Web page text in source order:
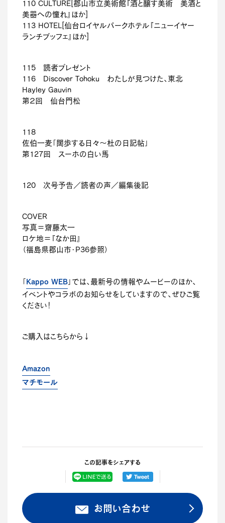
110 CULTURE[郡山市立美術館『酒と醸す美術 美酒と
美器への憧れ』ほか]
113 HOTEL[仙台ロイヤルパークホテル『ニューイヤー
ランチブッフェ』ほか]
115 読者プレゼント
116 Discover Tohoku わたしが見つけた、東北
Hayley Gauvin
第２回 仙台門松
118
佐伯一麦「闊歩する日々～杜の日記帖」
第127回 スーホの白い馬
120 次号予告／読者の声／編集後記
COVER
写真＝齋藤太一
ロケ地＝『なか田』
（福島県郡山市・P36参照）
「Kappo WEB」では、最新号の情報やムービーのほか、
イベントやコラボのお知らせをしていますので、ぜひご覧
ください！
ご購入はこちらから↓
Amazon
マチモール
この記事をシェアする
お問い合わせ